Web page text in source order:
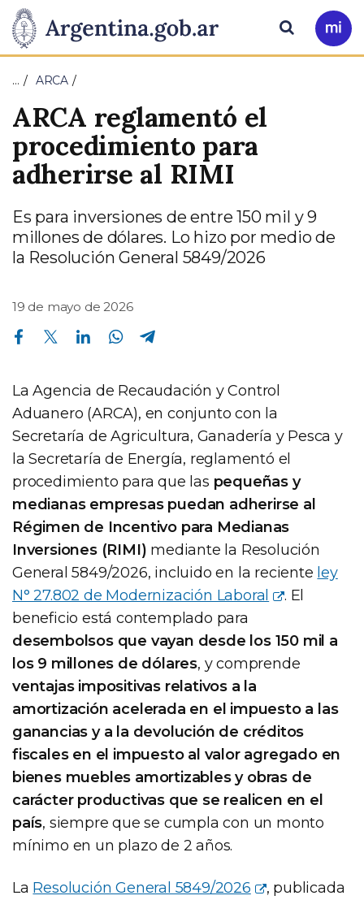
Presidencia
de
Nación
Pasar al contenido principal
Ir
a
Buscar
… ARCA
ARCA reglamentó el
procedimiento para
adherirse al RIMI
Es para inversiones de entre 150 mil y 9
millones de dólares. Lo hizo por medio de
la Resolución General 5849/2026
19 de mayo de 2026
Compartir en Facebook Compartir en Twitter Compartir en Linkedin Compartir en Whatsapp
La Agencia de Recaudación y Control
Aduanero (ARCA), en conjunto con la
Secretaría de Agricultura, Ganadería y Pesca y
la Secretaría de Energía, reglamentó el
procedimiento para que las pequeñas y
medianas empresas puedan adherirse al
Régimen de Incentivo para Medianas
Inversiones (RIMI) mediante la Resolución
General 5849/2026, incluido en la reciente ley
N° 27.802 de Modernización Laboral
. El
beneficio está contemplado para
desembolsos que vayan desde los 150 mil a
los 9 millones de dólares, y comprende
ventajas impositivas relativos a la
amortización acelerada en el impuesto a las
ganancias y a la devolución de créditos
fiscales en el impuesto al valor agregado en
bienes muebles amortizables y obras de
carácter productivas que se realicen en el
país, siempre que se cumpla con un monto
mínimo en un plazo de 2 años.
La Resolución General 5849/2026
, publicada